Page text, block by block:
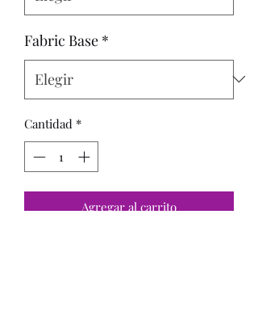
Fabric Base *
Cantidad *
Agregar al carrito